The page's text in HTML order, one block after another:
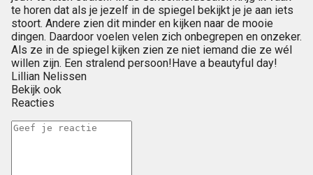
te horen dat als je jezelf in de spiegel bekijkt je je aan iets
stoort. Andere zien dit minder en kijken naar de mooie
dingen. Daardoor voelen velen zich onbegrepen en onzeker.
Als ze in de spiegel kijken zien ze niet iemand die ze wél
willen zijn. Een stralend persoon!Have a beautyful day!
Lillian Nelissen
Bekijk ook
Reacties